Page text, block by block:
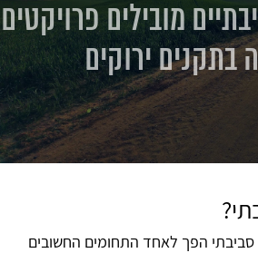
מובילים פרויקטים
ירוקים
הפך לאחד התחומים החשובים